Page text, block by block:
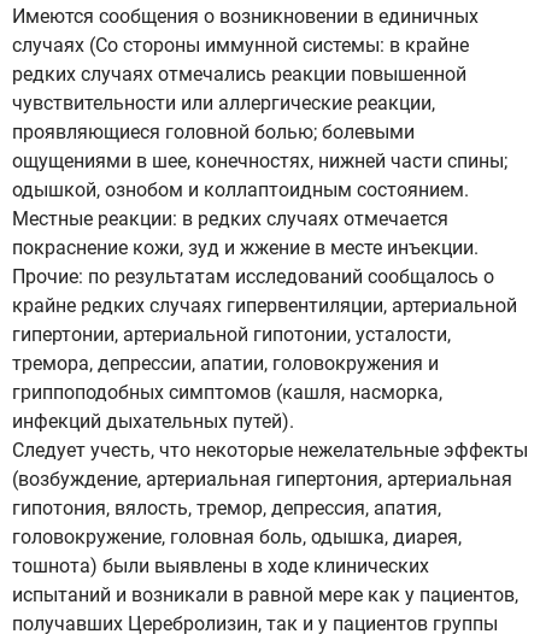
Имеются сообщения о возникновении в единичных
случаях (Со стороны иммунной системы: в крайне
редких случаях отмечались реакции повышенной
чувствительности или аллергические реакции,
проявляющиеся головной болью; болевыми
ощущениями в шее, конечностях, нижней части спины;
одышкой, ознобом и коллаптоидным состоянием.
Местные реакции: в редких случаях отмечается
покраснение кожи, зуд и жжение в месте инъекции.
Прочие: по результатам исследований сообщалось о
крайне редких случаях гипервентиляции, артериальной
гипертонии, артериальной гипотонии, усталости,
тремора, депрессии, апатии, головокружения и
гриппоподобных симптомов (кашля, насморка,
инфекций дыхательных путей).
Следует учесть, что некоторые нежелательные эффекты
(возбуждение, артериальная гипертония, артериальная
гипотония, вялость, тремор, депрессия, апатия,
головокружение, головная боль, одышка, диарея,
тошнота) были выявлены в ходе клинических
испытаний и возникали в равной мере как у пациентов,
получавших Церебролизин, так и у пациентов группы